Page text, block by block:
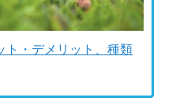
ト・デメリット、種類